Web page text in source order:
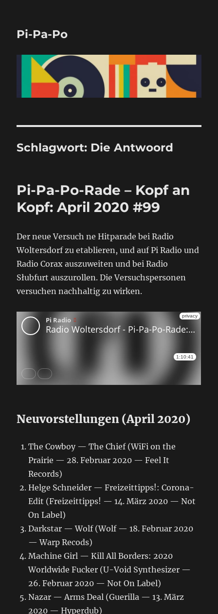
Pi-Pa-Po
Schlagwort: Die Antwoord
Pi-Pa-Po-Rade – Kopf an
Kopf: April 2020 #99
Der neue Versuch ne Hitparade bei Radio
Woltersdorf zu etablieren, und auf Pi Radio und
Radio Corax auszuweiten und bei Radio
Słubfurt auszurollen. Die Versuchspersonen
versuchen nachhaltig zu wirken.
Neuvorstellungen (April 2020)
The Cowboy — The Chief (WiFi on the
Prairie — 28. Februar 2020 — Feel It
Records)
Helge Schneider — Freizeittipps!: Corona-
Edit (Freizeittipps! — 14. März 2020 — Not
On Label)
Darkstar — Wolf (Wolf — 18. Februar 2020
— Warp Recods)
Machine Girl — Kill All Borders: 2020
Worldwide Fucker (U-Void Synthesizer —
26. Februar 2020 — Not On Label)
Nazar — Arms Deal (Guerilla — 13. März
2020 — Hyperdub)